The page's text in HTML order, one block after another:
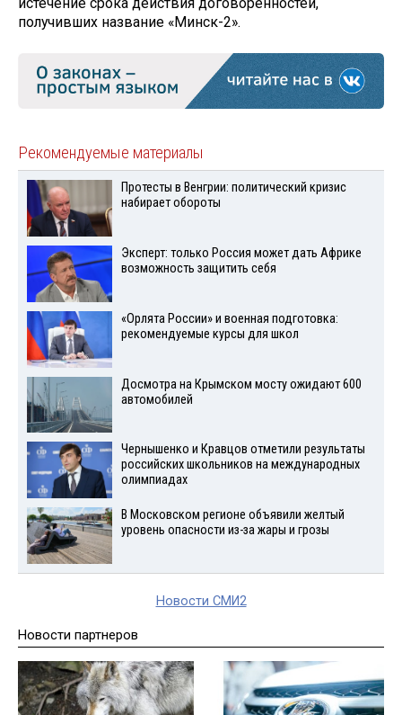
получивших название «Минск-2».
Рекомендуемые материалы
Протесты в Венгрии: политический кризис
набирает обороты
Эксперт: только Россия может дать Африке
возможность защитить себя
«Орлята России» и военная подготовка:
рекомендуемые курсы для школ
Досмотра на Крымском мосту ожидают 600
автомобилей
Чернышенко и Кравцов отметили результаты
российских школьников на международных
олимпиадах
В Московском регионе объявили желтый
уровень опасности из-за жары и грозы
Новости СМИ2
Новости партнеров